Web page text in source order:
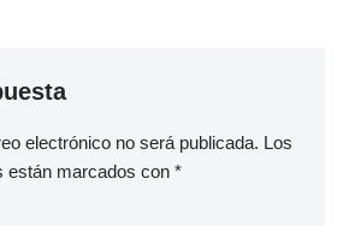
electrónico no será publicada. Los
están marcados con *